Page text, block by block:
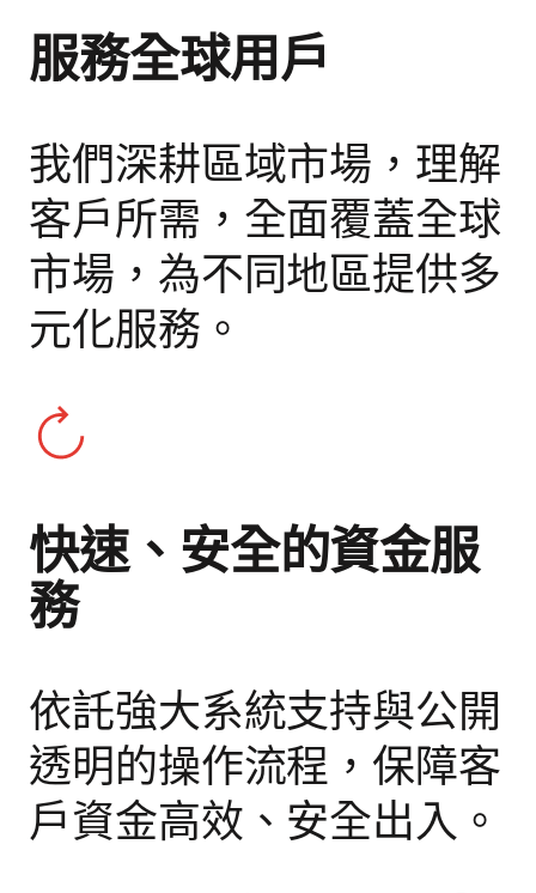
服務全球用戶
我們深耕區域市場，理解
客戶所需，全面覆蓋全球
市場，為不同地區提供多
元化服務。
快速、安全的資金服
務
依託強大系統支持與公開
透明的操作流程，保障客
戶資金高效、安全出入。